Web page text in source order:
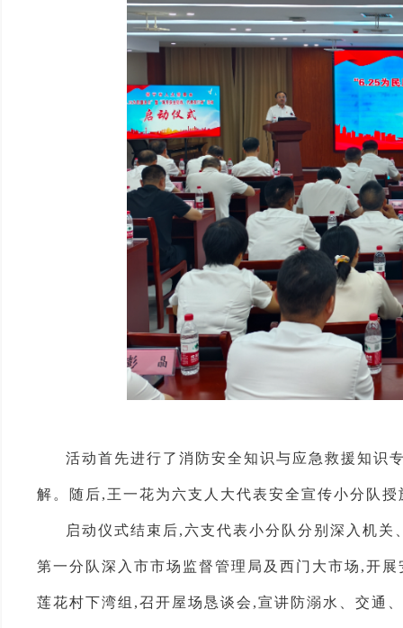
活动首先进行了消防安全知识与应急救援知识
解。随后,王一花为六支人大代表安全宣传小分队
启动仪式结束后,六支代表小分队分别深入机
第一分队深入市市场监督管理局及西门大市场,开
莲花村下湾组,召开屋场恳谈会,宣讲防溺水、交通